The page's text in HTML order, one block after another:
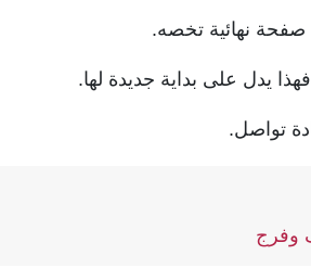
نهائية تخصه.
يدل على بداية جديدة لها.
تواصل.